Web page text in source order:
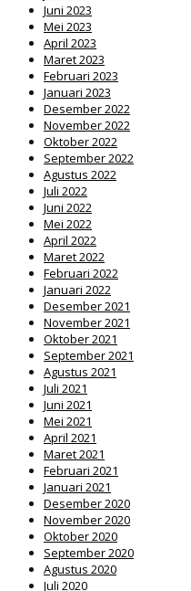
Juni 2023
Mei 2023
April 2023
Maret 2023
Februari 2023
Januari 2023
Desember 2022
November 2022
Oktober 2022
September 2022
Agustus 2022
Juli 2022
Juni 2022
Mei 2022
April 2022
Maret 2022
Februari 2022
Januari 2022
Desember 2021
November 2021
Oktober 2021
September 2021
Agustus 2021
Juli 2021
Juni 2021
Mei 2021
April 2021
Maret 2021
Februari 2021
Januari 2021
Desember 2020
November 2020
Oktober 2020
September 2020
Agustus 2020
Juli 2020